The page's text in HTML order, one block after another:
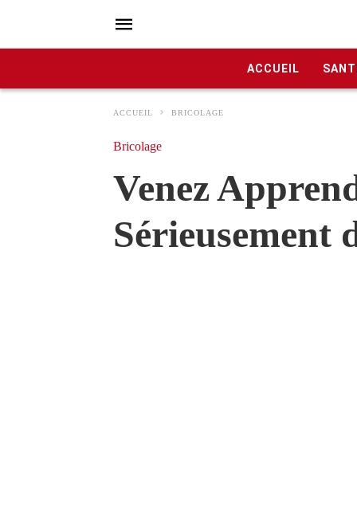
ACCUEIL
ACCUEIL BRICOLAGE
Bricolage
Venez
Sérieusement